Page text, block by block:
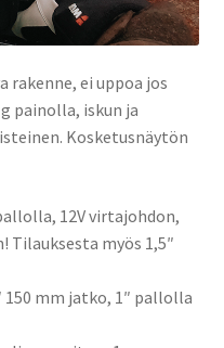
rakenne, ei uppoa jos
painolla, iskun ja
Kosketusnäytön
12V virtajohdon,
Tilauksesta myös 1,5″
150 mm jatko, 1″ pallolla